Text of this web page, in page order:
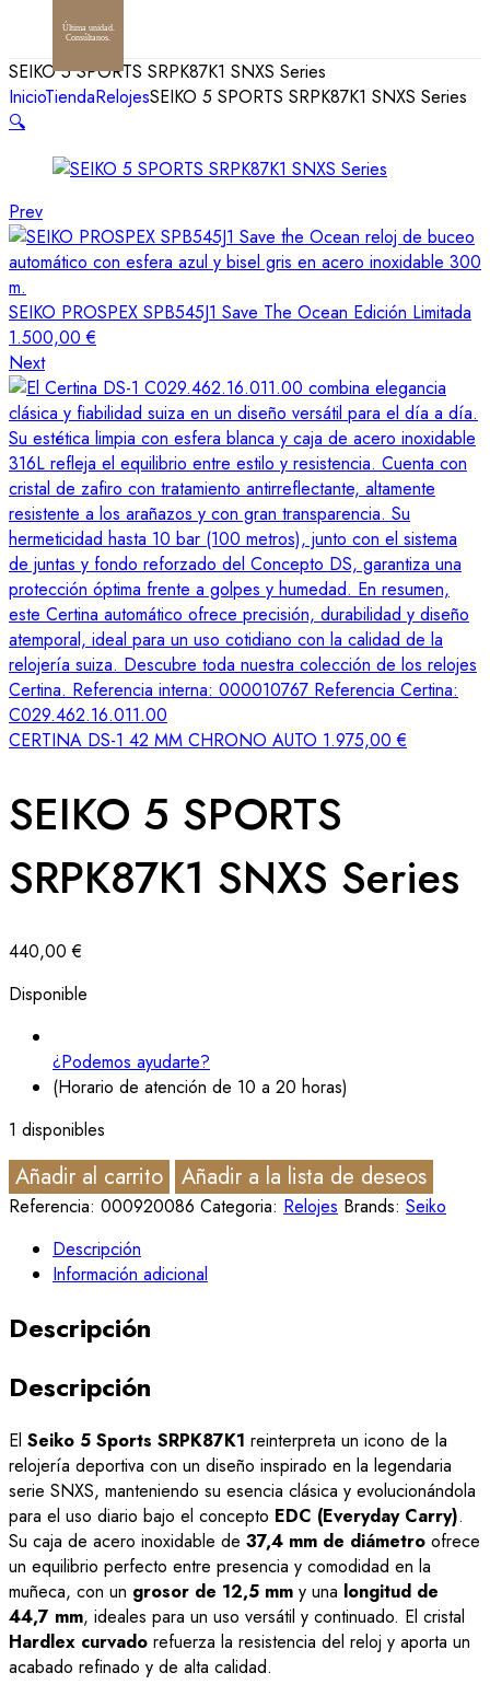
SEIKO 5 SPORTS SRPK87K1 SNXS Series
InicioTiendaRelojesSEIKO 5 SPORTS SRPK87K1 SNXS Series
🔍
Prev
SEIKO PROSPEX SPB545J1 Save The Ocean Edición Limitada
1.500,00€
Next
CERTINA DS-1 42 MM CHRONO AUTO 1.975,00€
SEIKO 5 SPORTS
SRPK87K1 SNXS Series
440,00€
Disponible
¿Podemos ayudarte?
(Horario de atención de 10 a 20 horas)
1 disponibles
Añadir al carrito Añadir a la lista de deseos
Referencia: 000920086 Categoria: Relojes Brands: Seiko
Descripción
Información adicional
Descripción
Descripción
El Seiko 5 Sports SRPK87K1 reinterpreta un icono de la
relojería deportiva con un diseño inspirado en la legendaria
serie SNXS, manteniendo su esencia clásica y evolucionándola
para el uso diario bajo el concepto EDC (Everyday Carry).
Su caja de acero inoxidable de 37,4 mm de diámetro ofrece
un equilibrio perfecto entre presencia y comodidad en la
muñeca, con un grosor de 12,5 mm y una longitud de
44,7 mm, ideales para un uso versátil y continuado. El cristal
Hardlex curvado refuerza la resistencia del reloj y aporta un
acabado refinado y de alta calidad.
Última unidad.
Consúltanos.